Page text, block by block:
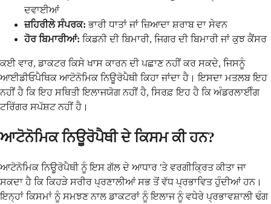
ਦਵਾਈਆਂ
ਜ਼ਹਿਰੀਲੇ ਸੰਪਰਕ: ਭਾਰੀ ਧਾਤਾਂ ਜਾਂ ਜ਼ਿਆਦਾ ਸ਼ਰਾਬ ਦਾ ਸੇਵਨ
ਹੋਰ ਬਿਮਾਰੀਆਂ: ਕਿਡਨੀ ਦੀ ਬਿਮਾਰੀ, ਜਿਗਰ ਦੀ ਬਿਮਾਰੀ ਜਾਂ ਕੁਝ ਕੈਂਸਰ
ਕਈ ਵਾਰ, ਡਾਕਟਰ ਕਿਸੇ ਖਾਸ ਕਾਰਨ ਦੀ ਪਛਾਣ ਨਹੀਂ ਕਰ ਸਕਦੇ, ਜਿਸਨੂੰ
ਆਈਡੀਓਪੈਥਿਕ ਆਟੋਨੋਮਿਕ ਨਿਊਰੋਪੈਥੀ ਕਿਹਾ ਜਾਂਦਾ ਹੈ। ਇਸਦਾ ਮਤਲਬ ਇਹ
ਨਹੀਂ ਹੈ ਕਿ ਇਹ ਸਥਿਤੀ ਇਲਾਜਯੋਗ ਨਹੀਂ ਹੈ, ਸਿਰਫ਼ ਇਹ ਹੈ ਕਿ ਅੰਡਰਲਾਈੰਗ
ਟਰਿੱਗਰ ਸਪੱਸ਼ਟ ਨਹੀਂ ਹੈ।
ਆਟੋਨੋਮਿਕ ਨਿਊਰੋਪੈਥੀ ਦੇ ਕਿਸਮ ਕੀ ਹਨ?
ਆਟੋਨੋਮਿਕ ਨਿਊਰੋਪੈਥੀ ਨੂੰ ਇਸ ਗੱਲ ਦੇ ਆਧਾਰ 'ਤੇ ਵਰਗੀਕ੍ਰਿਤ ਕੀਤਾ ਜਾ
ਸਕਦਾ ਹੈ ਕਿ ਕਿਹੜੇ ਸਰੀਰ ਪ੍ਰਣਾਲੀਆਂ ਸਭ ਤੋਂ ਵੱਧ ਪ੍ਰਭਾਵਿਤ ਹੁੰਦੀਆਂ ਹਨ।
ਇਨ੍ਹਾਂ ਕਿਸਮਾਂ ਨੂੰ ਸਮਝਣ ਨਾਲ ਡਾਕਟਰਾਂ ਨੂੰ ਇਲਾਜ ਨੂੰ ਵਧੇਰੇ ਪ੍ਰਭਾਵਸ਼ਾਲੀ ਢੰਗ